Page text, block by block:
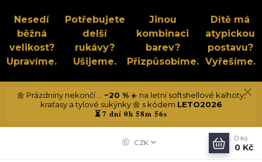
Nesedí
běžná
velikost?
Upravíme.
Potřebujete
delší
rukávy?
Ušijeme.
Jinou
kombinaci
barev?
Přizpůsobíme.
Dítě má
atypickou
postavu?
Vyřešíme.
🌼 Prázdniny nekončí ... −20 %☀️ na letní softshellové kalhoty,
kraťasy a tylové sukýnky 🌼 s kódem LETO2026
⏳7 dní 0h 58m 55s
CZK
0 ks
0 Kč